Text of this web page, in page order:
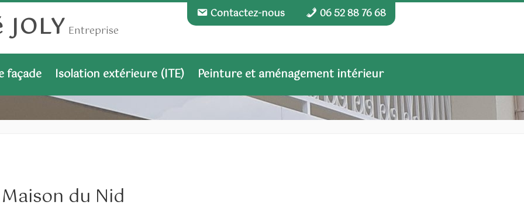
Contactez-nous 06 52 88 76 68
Entreprise
façade Isolation extérieure (ITE) Peinture et aménagement intérieur
du Nid